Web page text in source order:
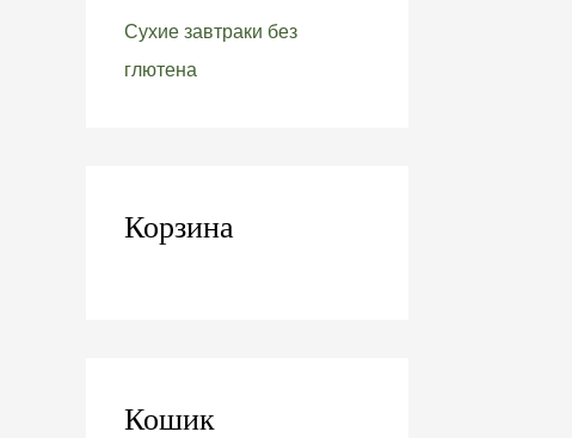
Сухие завтраки без
глютена
Корзина
Кошик